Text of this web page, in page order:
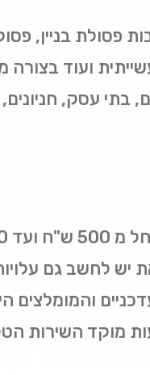
פסולת בניין,
ועוד בצורה
עסק, חניונים,
יש לחשב גם
והמומלצים
השירות